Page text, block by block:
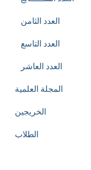
العدد الثامن
العدد التاسع
العدد العاشر
المجلة العلمية
الخريجين
الطلاب